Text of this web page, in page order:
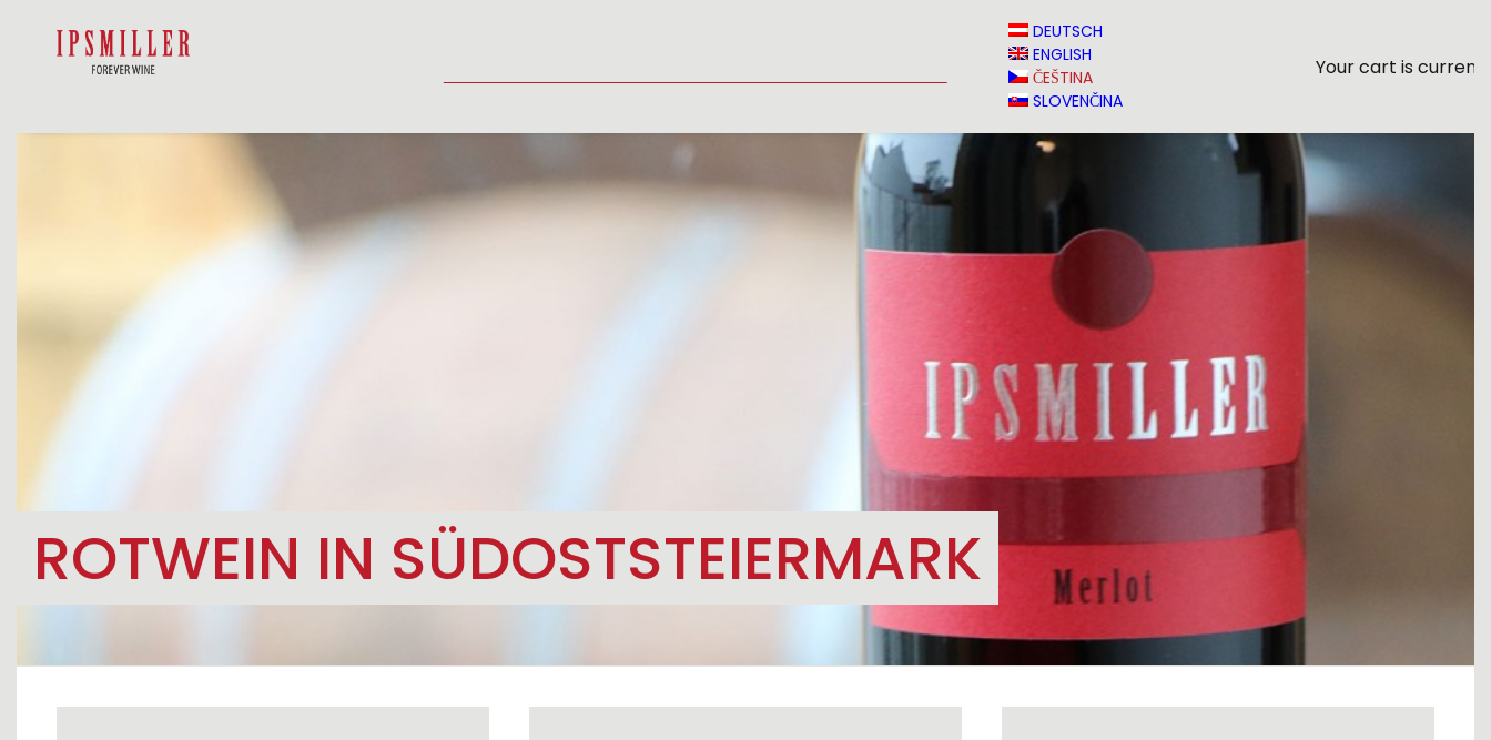
DEUTSCH
ENGLISH
ČEŠTINA
SLOVENČINA
Your cart is
ROTWEIN IN SÜDOSTSTEIERMARK